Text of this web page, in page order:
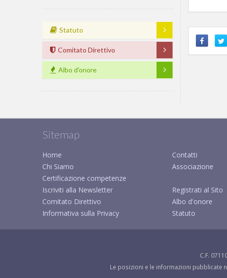
Statuto
Comitato Direttivo
Albo d'onore
Sitemap
Home
Contatti
Chi Siamo
Associazione
Certificazione competenze
Iscriviti alla Newsletter
Registrati al Sito
Comitato Direttivo
Albo d'onore
Informativa sulla Privacy
Statuto
C.F.
Le posizioni e le informazioni pubblicate